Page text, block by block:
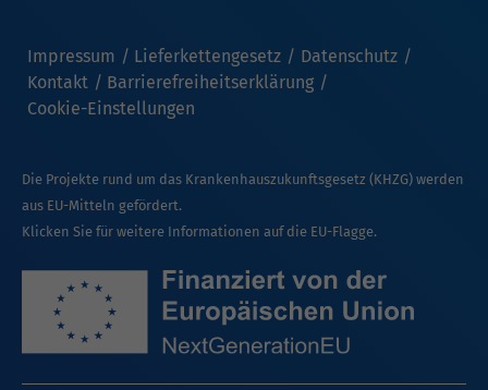
Impressum Lieferkettengesetz
Datenschutz
Kontakt
Barrierefreiheitserklärung
Cookie-Einstellungen
Die Projekte rund um das Krankenhauszukunftsgesetz (KHZG) werden
aus EU-Mitteln gefördert.
Klicken Sie für weitere Informationen auf die EU-Flagge.